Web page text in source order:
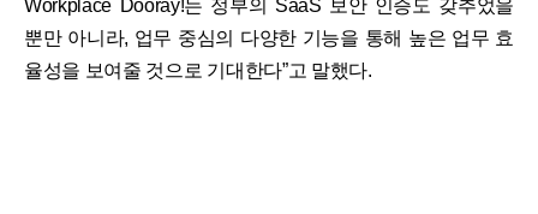
Workplace Dooray!는 정부의 SaaS 보안 인증도 갖추었을
뿐만 아니라, 업무 중심의 다양한 기능을 통해 높은 업무 효
율성을 보여줄 것으로 기대한다”고 말했다.